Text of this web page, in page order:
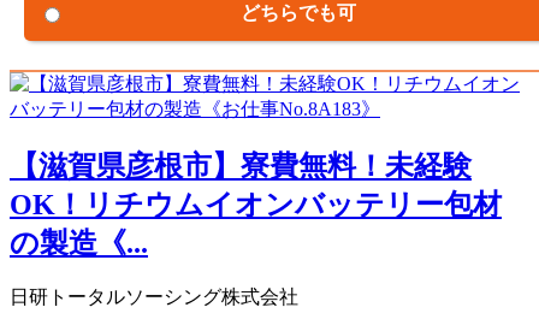
どちらでも可
【滋賀県彦根市】寮費無料！未経験
OK！リチウムイオンバッテリー包材
の製造《...
日研トータルソーシング株式会社